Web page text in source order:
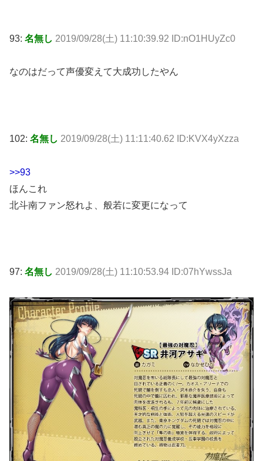
93: 名無し 2019/09/28(土) 11:10:39.92 ID:nO1HUyZc0
なのはだって声優変えて大成功したやん
102: 名無し 2019/09/28(土) 11:11:40.62 ID:KVX4yXzza
>>93
ほんこれ
北斗南ファン怒れよ、般若に変更になって
97: 名無し 2019/09/28(土) 11:10:53.94 ID:07hYwssJa